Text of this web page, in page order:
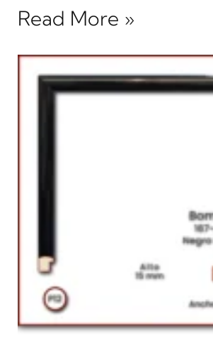
Read More »